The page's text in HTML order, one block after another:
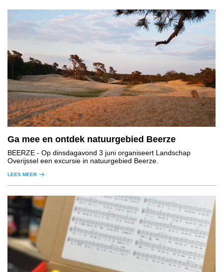
Ga mee en ontdek natuurgebied Beerze
BEERZE - Op dinsdagavond 3 juni organiseert Landschap
Overijssel een excursie in natuurgebied Beerze.
LEES MEER